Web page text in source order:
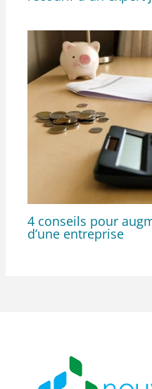
4 conseils pour
d’une entreprise